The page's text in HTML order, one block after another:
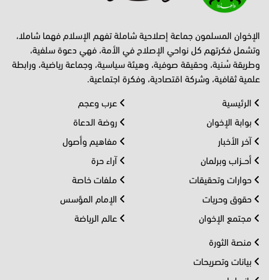
الإخوان المسلمون جماعة إصلاحية شاملة تفهم الإسلام فهما شاملا،
وتشمل فكرتهم كل نواحي الإصلاح في الأمة، فهي دعوة سلفية،
وطريقة سُنية، وحقيقة صوفية، وهيئة سياسية، وجماعة رياضية، ورابطة
علمية ثقافية، وشركة اقتصادية، وفكرة اجتماعية.
الرئيسية
بوابة الإخوان
آخر الأخبار
أحــزاب وبرلمان
حوارات وتحقيقات
حقوق وحريات
مجتمع الإخوان
عرب وعجم
روضة الدعاة
مفاهيم وأصول
آراء حرة
ملفات خاصة
الإمام المؤسس
عالم الرياضة
منصة الثورة
بيانات وتصريحات